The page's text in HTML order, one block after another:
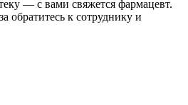
— с вами свяжется фармацевт.
обратитесь к сотруднику и